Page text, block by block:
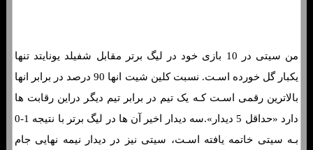
من سیتی در 10 بازی خود در لیگ برتر مقابل شفیلد یونایتد تنها
یکبار گل خورده اسـت. نسبت کلین شیت انها 90 درصد در برابر انها
بالاترین رقمی اسـت کـه یک تیم در برابر تیم دیگر دراین رقابت ها
دارد «حداقل 5 دیدار».سه دیدار اخیر آن ها در لیگ برتر با نتیجه 1-0
بـه سیتی خاتمه یافته اسـت، سیتی نیز در دیدار نیمه نهایی جام